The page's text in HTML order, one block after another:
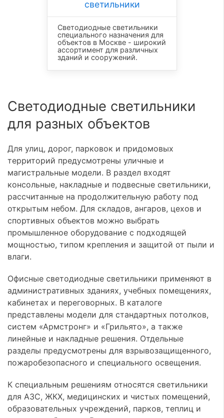
светильники
Светодиодные светильники
специального назначения для
объектов в Москве - широкий
ассортимент для различных
зданий и сооружений.
Светодиодные светильники
для разных объектов
Для улиц, дорог, парковок и придомовых
территорий предусмотрены уличные и
магистральные модели. В раздел входят
консольные, накладные и подвесные светильники,
рассчитанные на продолжительную работу под
открытым небом. Для складов, ангаров, цехов и
спортивных объектов можно выбрать
промышленное оборудование с подходящей
мощностью, типом крепления и защитой от пыли и
влаги.
Офисные светодиодные светильники применяют в
административных зданиях, учебных помещениях,
кабинетах и переговорных. В каталоге
представлены модели для стандартных потолков,
систем «Армстронг» и «Грильято», а также
линейные и накладные решения. Отдельные
разделы предусмотрены для взрывозащищенного,
пожаробезопасного и специального освещения.
К специальным решениям относятся светильники
для АЗС, ЖКХ, медицинских и чистых помещений,
образовательных учреждений, парков, теплиц и